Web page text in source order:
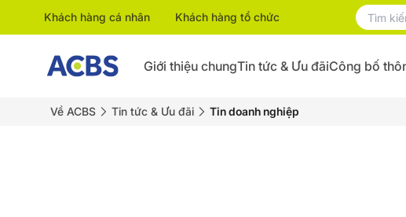
Khách hàng cá nhân Khách hàng tổ chức
Giới thiệu chungTin tức & Ưu đãiCông bố
Về ACBS Tin tức & Ưu đãi Tin doanh nghiệp